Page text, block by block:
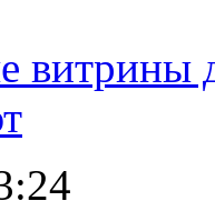
витрины